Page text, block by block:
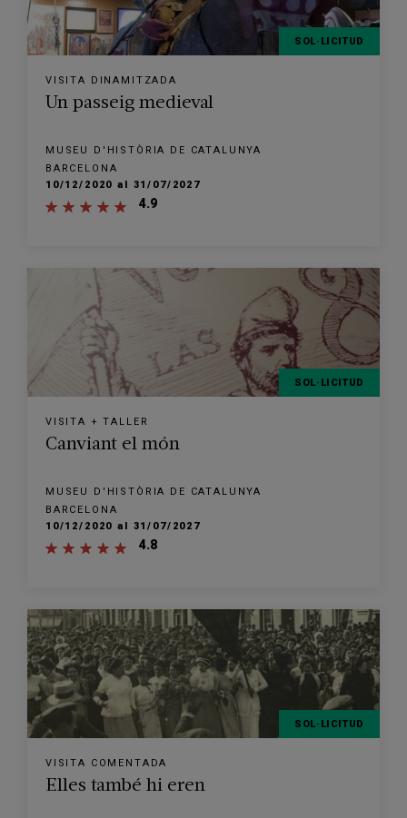
SOL·LICITUD
VISITA DINAMITZADA
Un passeig medieval
MUSEU D'HISTÒRIA DE CATALUNYA
BARCELONA
10/12/2020 al 31/07/2027
4.9
SOL·LICITUD
VISITA + TALLER
Canviant el món
MUSEU D'HISTÒRIA DE CATALUNYA
BARCELONA
10/12/2020 al 31/07/2027
4.8
SOL·LICITUD
VISITA COMENTADA
Elles també hi eren